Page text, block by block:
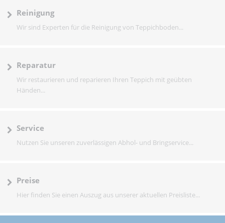
Reinigung
Wir sind Experten für die Reinigung von Teppichboden...
Reparatur
Wir restaurieren und reparieren Ihren Teppich mit geübten
Händen...
Service
Nutzen Sie unseren zuverlässigen Abhol- und Bringservice...
Preise
Hier finden Sie einen Auszug aus unserer aktuellen Preisliste...